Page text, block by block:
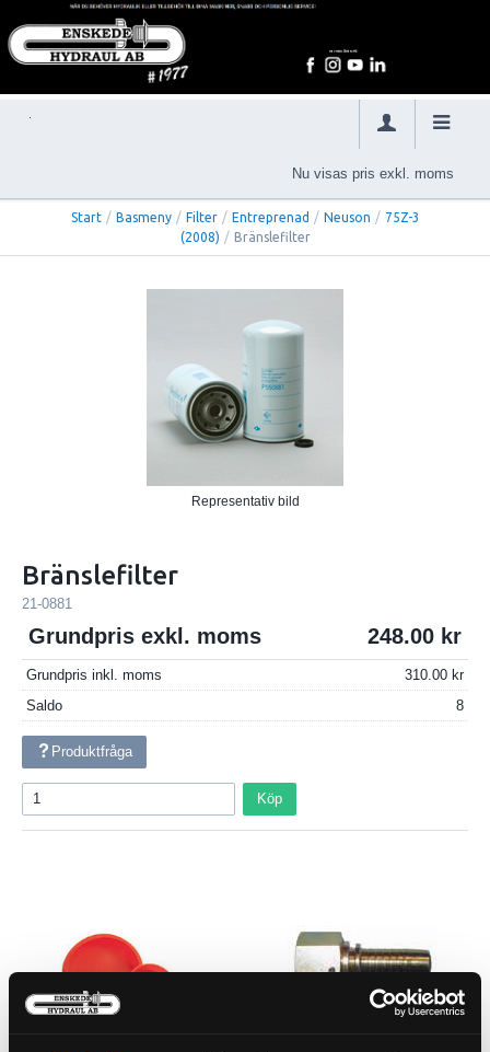
Nu visas pris exkl. moms
Start / Basmeny / Filter / Entreprenad / Neuson / 75Z-3
(2008) / Bränslefilter
Representativ bild
Bränslefilter
21-0881
Grundpris exkl. moms 248.00
Grundpris inkl. moms
310.00
Saldo
8
Produktfråga
Köp